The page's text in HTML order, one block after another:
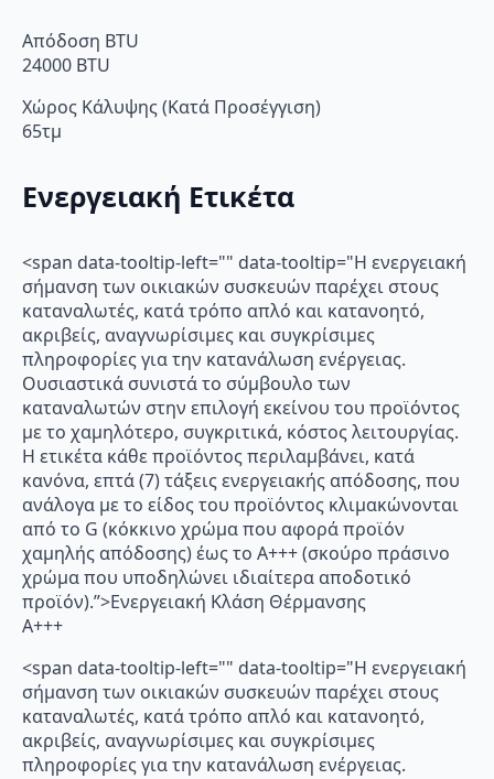
Απόδοση BTU
24000 BTU
Χώρος Κάλυψης (Κατά Προσέγγιση)
65τμ
Ενεργειακή Ετικέτα
<span data-tooltip-left="" data-tooltip="Η ενεργειακή
σήμανση των οικιακών συσκευών παρέχει στους
καταναλωτές, κατά τρόπο απλό και κατανοητό,
ακριβείς, αναγνωρίσιμες και συγκρίσιμες
πληροφορίες για την κατανάλωση ενέργειας.
Ουσιαστικά συνιστά το σύμβουλο των
καταναλωτών στην επιλογή εκείνου του προϊόντος
με το χαμηλότερο, συγκριτικά, κόστος λειτουργίας.
Η ετικέτα κάθε προϊόντος περιλαμβάνει, κατά
κανόνα, επτά (7) τάξεις ενεργειακής απόδοσης, που
ανάλογα με το είδος του προϊόντος κλιμακώνονται
από το G (κόκκινο χρώμα που αφορά προϊόν
χαμηλής απόδοσης) έως το Α+++ (σκούρο πράσινο
χρώμα που υποδηλώνει ιδιαίτερα αποδοτικό
προϊόν).”>Ενεργειακή Κλάση Θέρμανσης
A+++
<span data-tooltip-left="" data-tooltip="Η ενεργειακή
σήμανση των οικιακών συσκευών παρέχει στους
καταναλωτές, κατά τρόπο απλό και κατανοητό,
ακριβείς, αναγνωρίσιμες και συγκρίσιμες
πληροφορίες για την κατανάλωση ενέργειας.